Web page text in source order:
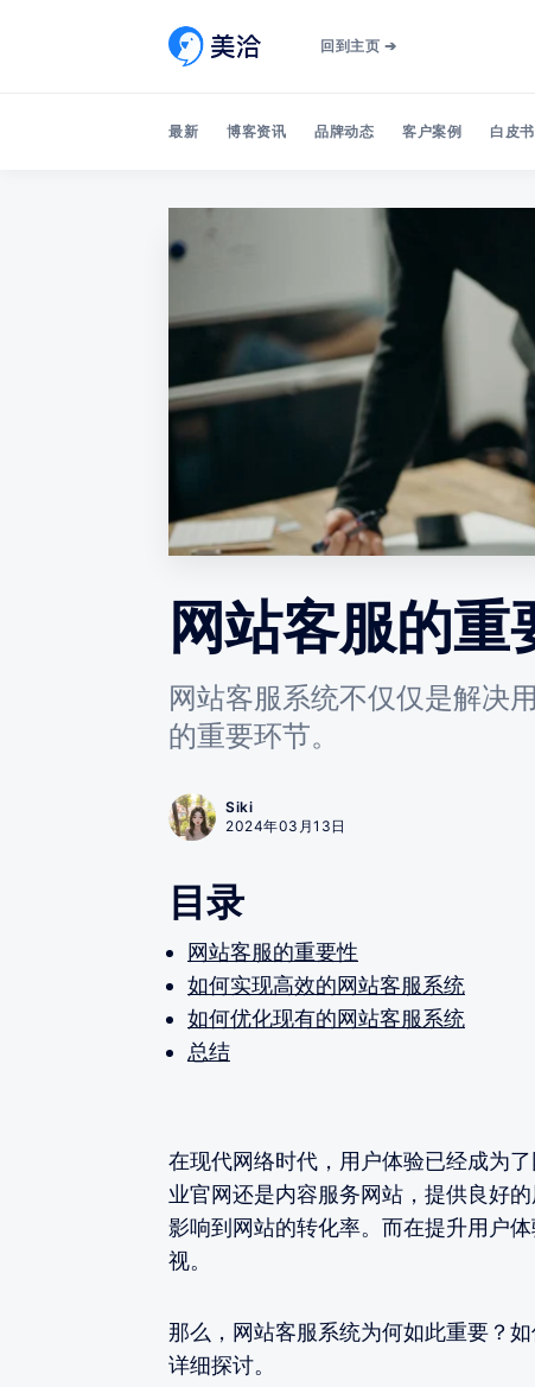
回到主页 ➔
最新 博客资讯 品牌动态 客户案例 白皮
网站客服的
网站客服系统不仅仅是解决
的重要环节。
Siki
2024年03月13日
目录
网站客服的重要性
如何实现高效的网站客服系统
如何优化现有的网站客服系统
总结
在现代网络时代，用户体验已经成为
业官网还是内容服务网站，提供良好
影响到网站的转化率。而在提升用户体
视。
那么，网站客服系统为何如此重要？
详细探讨。